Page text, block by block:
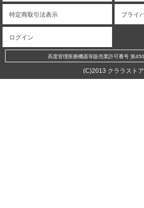
特定商取引法表示 プライ
ログイン
高度管理医療機器等販売業許可番号 第
(C)2013 クララストア